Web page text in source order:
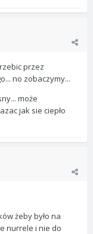
przez
no zobaczymy...
może
jak sie ciepło
żeby było na
nurrele i nie do